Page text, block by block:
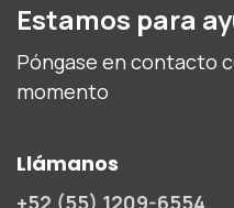
Estamos para
Póngase en contacto
momento
Llámanos
+52 (55) 1209-6554